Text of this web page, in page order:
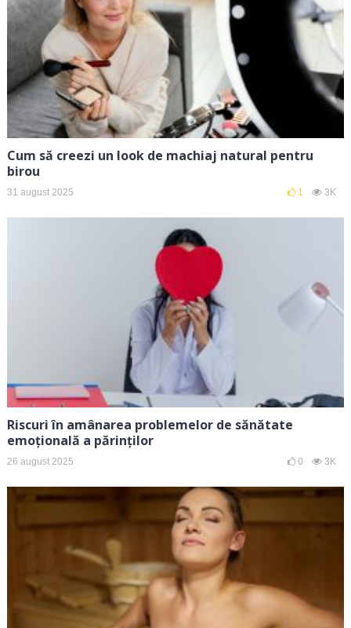
Cum să creezi un look de machiaj natural pentru
birou
31 august 2025 1 3K
Riscuri în amânarea problemelor de sănătate
emoțională a părinților
26 august 2025 0 3K